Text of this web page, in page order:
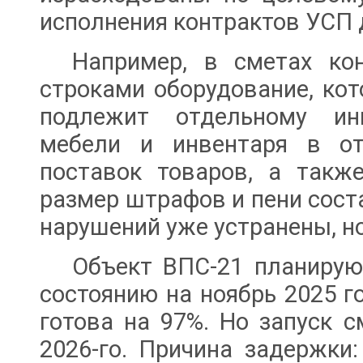
исполнения контрактов
Например, в сметах
строками оборудование,
подлежит отдельному
мебели и инвентаря в
поставок товаров, а
размер штрафов и пени
нарушений уже устранены,
Объект ВПС-21
состоянию на ноябрь 2025
готова на 97%. Но запуск
2026-го. Причина